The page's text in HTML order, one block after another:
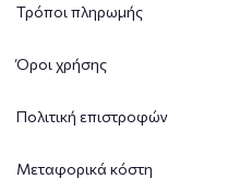
Τρόποι πληρωμής
Όροι χρήσης
Πολιτική επιστροφών
Μεταφορικά κόστη